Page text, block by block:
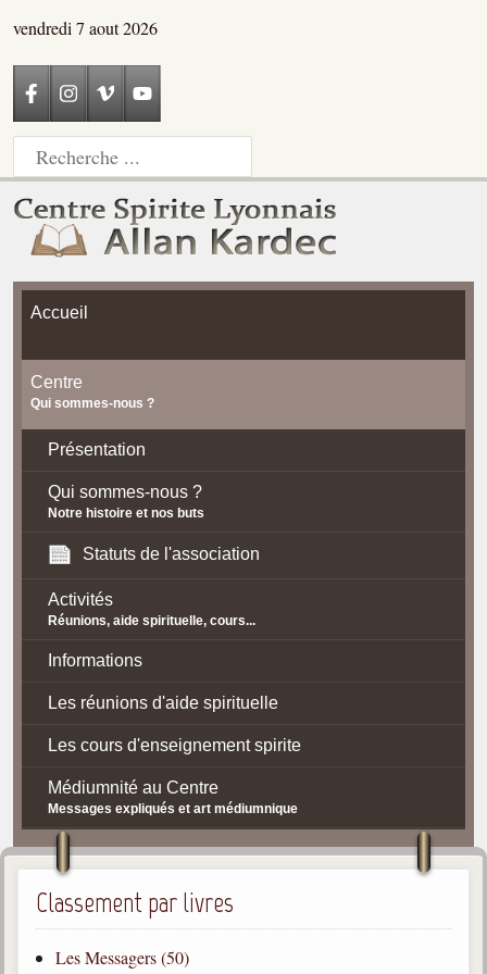
vendredi 7 aout 2026
Accueil
Centre
Qui sommes-nous ?
Présentation
Qui sommes-nous ?
Notre histoire et nos buts
Statuts de l'association
Activités
Réunions, aide spirituelle, cours...
Informations
Les réunions d'aide spirituelle
Les cours d'enseignement spirite
Médiumnité au Centre
Messages expliqués et art médiumnique
Contact / Accès
Plan d'accès
La doctrine Spirite
Classement par livres
Les Messagers (50)